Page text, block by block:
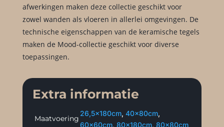
afwerkingen maken deze collectie geschikt voor
zowel wanden als vloeren in allerlei omgevingen. De
technische eigenschappen van de keramische tegels
maken de Mood-collectie geschikt voor diverse
toepassingen.
Extra informatie
Maatvoering
26,5x180cm, 40x80cm,
60x60cm, 80x180cm, 80x80cm